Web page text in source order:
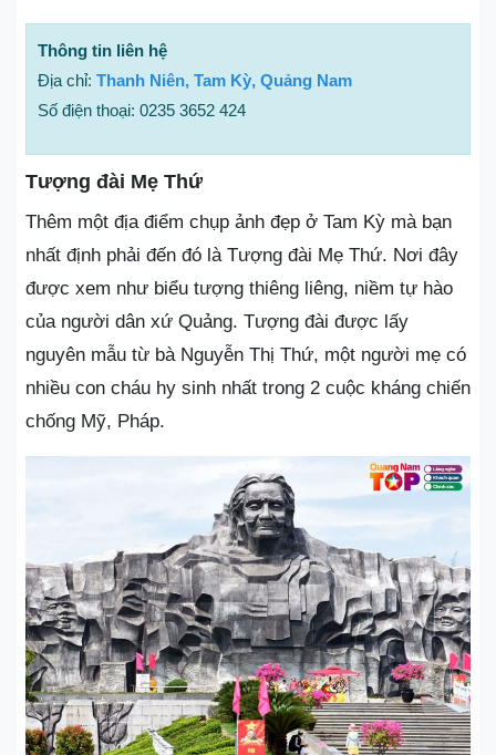
Thông tin liên hệ
Địa chỉ: Thanh Niên, Tam Kỳ, Quảng Nam
Số điện thoại: 0235 3652 424
Tượng đài Mẹ Thứ
Thêm một địa điểm chụp ảnh đẹp ở Tam Kỳ mà bạn
nhất định phải đến đó là Tượng đài Mẹ Thứ. Nơi đây
được xem như biểu tượng thiêng liêng, niềm tự hào
của người dân xứ Quảng. Tượng đài được lấy
nguyên mẫu từ bà Nguyễn Thị Thứ, một người mẹ có
nhiều con cháu hy sinh nhất trong 2 cuộc kháng chiến
chống Mỹ, Pháp.